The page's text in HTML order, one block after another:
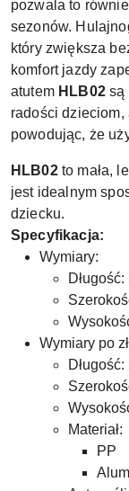
pozwala to
sezonów.
który zwiększa
komfort jazdy
atutem HLB02są
radości
powodując, że
HLB02to mała,
jest idealnym
dziecku.
Specyfikacja:
Wymiary:
Wymiary po
Materiał:
PP